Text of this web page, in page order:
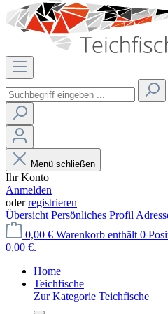
Menü schließen
Ihr Konto
Anmelden
oderregistrieren
Übersicht Persönliches Profil
0,00 € Warenkorb enthält 0
0,00 €.
Home
Teichfische
Zur Kategorie Teichfische